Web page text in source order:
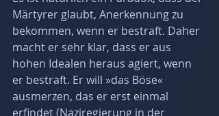
Märtyrer glaubt, Anerkennung zu
bekommen, wenn er bestraft. Daher
macht er sehr klar, dass er aus
hohen Idealen heraus agiert, wenn
er bestraft. Er will »das Böse«
ausmerzen, das er erst einmal
erfindet (Naziregierung in der